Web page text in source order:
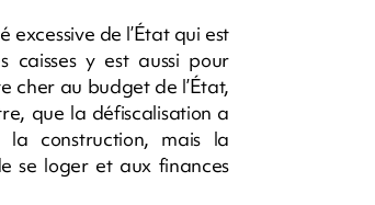
de l’État qui est
caisses y est aussi pour
cher au budget de l’État,
que la défiscalisation a
construction, mais la
se loger et aux finances